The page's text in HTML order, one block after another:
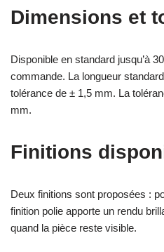
Dimensions et
Disponible en standard jusqu’à
commande. La longueur
tolérance de ± 1,5 mm. La
mm.
Finitions
Deux finitions sont proposées :
finition polie apporte un rendu
quand la pièce reste visible.